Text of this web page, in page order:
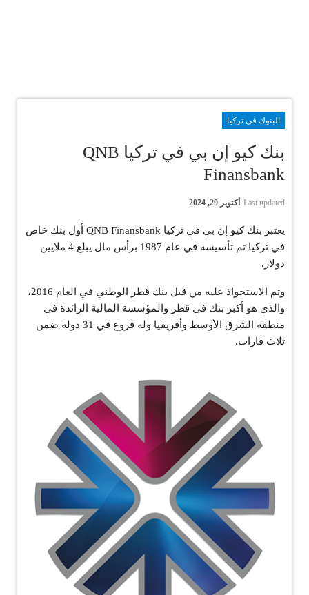
البنوك في تركيا
بنك كيو إن بي في تركيا QNB
Finansbank
Last updated أكتوبر 29, 2024
يعتبر بنك كيو إن بي في تركيا QNB Finansbank أول بنك خاص
في تركيا تم تأسيسه في عام 1987 برأس مال يبلغ 4 ملايين
دولار.
وتم الاستحواذ عليه من قبل بنك قطر الوطني في العام 2016،
والذي هو أكبر بنك في قطر والمؤسسة المالية الرائدة في
منطقة الشرق الأوسط وأفريقيا وله فروع في 31 دولة ضمن
ثلاث قارات.